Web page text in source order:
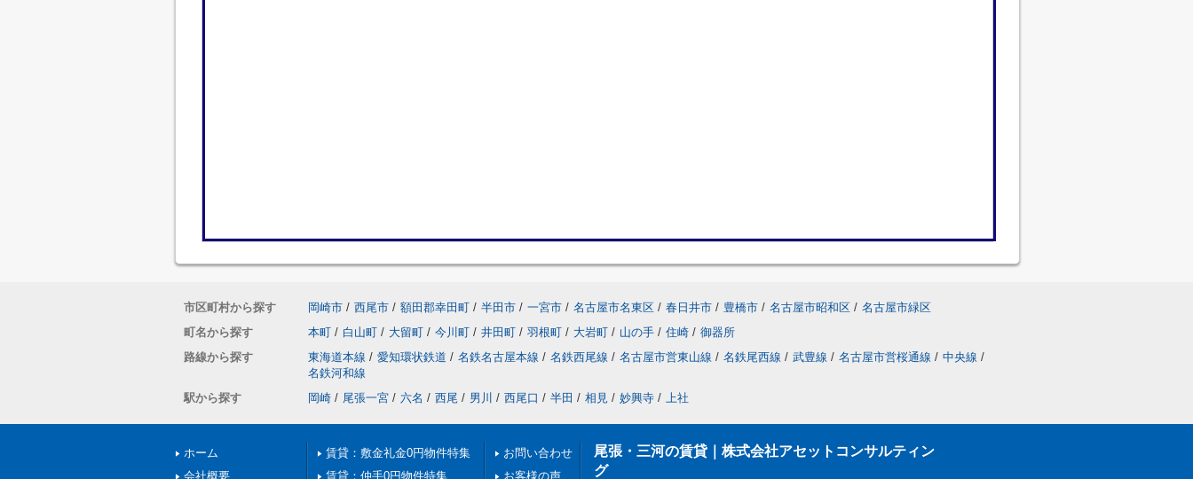
市区町村から探す 岡崎市 / 西尾市 / 額田郡幸田町 / 半田市 / 一宮市 / 名古屋市名東区 / 春日井市 / 豊橋市 / 名古屋市昭和区 / 名古屋市緑区
町名から探す
本町 / 白山町 / 大留町 / 今川町 / 井田町 / 羽根町 / 大岩町 / 山の手 / 住崎 / 御器所
路線から探す
東海道本線 / 愛知環状鉄道 / 名鉄名古屋本線 / 名鉄西尾線 / 名古屋市営東山線 / 名鉄尾西線 / 武豊線 / 名古屋市営桜通線 / 中央線 /
名鉄河和線
駅から探す
岡崎 / 尾張一宮 / 六名 / 西尾 / 男川 / 西尾口 / 半田 / 相見 / 妙興寺 / 上社
ホーム
会社概要
賃貸：敷金礼金0円物件特集
賃貸：仲手0円物件特集
お問い合わせ
お客様の声
尾張・三河の賃貸｜株式会社アセットコンサルティン
グ